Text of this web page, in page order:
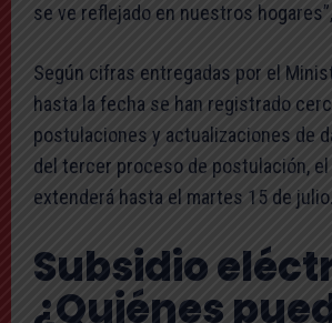
se ve reflejado en nuestros
Según cifras entregadas por el
hasta la fecha se han registrado
postulaciones y actualizaciones de
del tercer proceso de postulación,
extenderá hasta el martes 15 de julio.
Subsidio
¿Quiénes